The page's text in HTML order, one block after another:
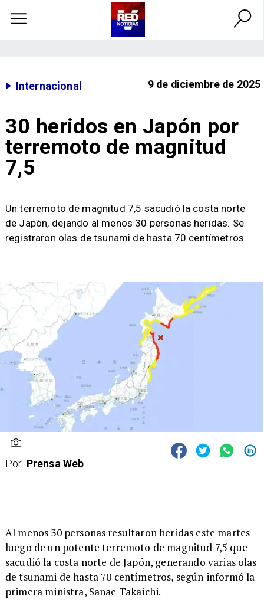
Internacional 9 de diciembre de 2025
30 heridos en Japón por
terremoto de magnitud
7,5
Un terremoto de magnitud 7,5 sacudió la costa norte
de Japón, dejando al menos 30 personas heridas. Se
registraron olas de tsunami de hasta 70 centímetros.
Por Prensa Web
Al menos 30 personas resultaron heridas este martes
luego de un potente terremoto de magnitud 7,5 que
sacudió la costa norte de Japón, generando varias olas
de tsunami de hasta 70 centímetros, según informó la
primera ministra, Sanae Takaichi.